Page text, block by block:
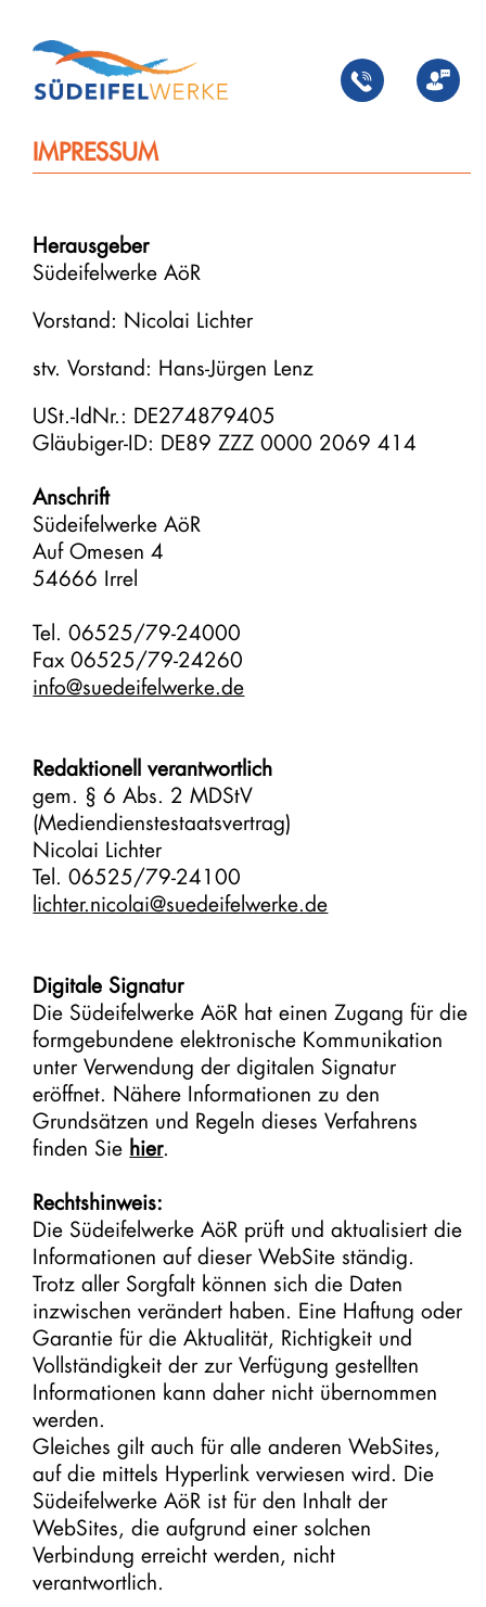
Inhalt
springen
IMPRESSUM
Herausgeber
Südeifelwerke AöR
Vorstand: Nicolai Lichter
stv. Vorstand: Hans-Jürgen Lenz
USt.-IdNr.: DE274879405
Gläubiger-ID: DE89 ZZZ 0000 2069 414
Anschrift
Südeifelwerke AöR
Auf Omesen 4
54666 Irrel
Tel. 06525/79-24000
Fax 06525/79-24260
info@suedeifelwerke.de
Redaktionell verantwortlich
gem. § 6 Abs. 2 MDStV
(Mediendienstestaatsvertrag)
Nicolai Lichter
Tel. 06525/79-24100
lichter.nicolai@suedeifelwerke.de
Digitale Signatur
Die Südeifelwerke AöR hat einen Zugang für die
formgebundene elektronische Kommunikation
unter Verwendung der digitalen Signatur
eröffnet. Nähere Informationen zu den
Grundsätzen und Regeln dieses Verfahrens
finden Sie hier.
Rechtshinweis:
Die Südeifelwerke AöR prüft und aktualisiert die
Informationen auf dieser WebSite ständig.
Trotz aller Sorgfalt können sich die Daten
inzwischen verändert haben. Eine Haftung oder
Garantie für die Aktualität, Richtigkeit und
Vollständigkeit der zur Verfügung gestellten
Informationen kann daher nicht übernommen
werden.
Gleiches gilt auch für alle anderen WebSites,
auf die mittels Hyperlink verwiesen wird. Die
Südeifelwerke AöR ist für den Inhalt der
WebSites, die aufgrund einer solchen
Verbindung erreicht werden, nicht
verantwortlich.